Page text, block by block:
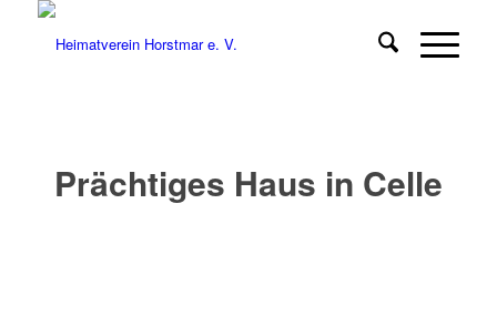
Prächtiges Haus in Celle